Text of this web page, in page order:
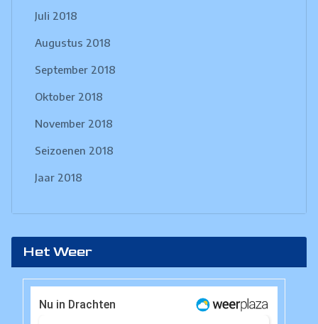
Juli 2018
Augustus 2018
September 2018
Oktober 2018
November 2018
Seizoenen 2018
Jaar 2018
Het Weer